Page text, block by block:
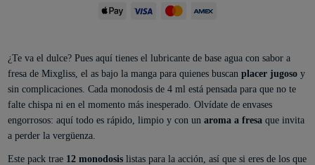
¿Te va el dulce? Pues aquí tienes el lubricante de base agua con sabor a
fresa de Mixgliss, el as bajo la manga para quienes buscan placer jugosoy
sin complicaciones. Cada monodosis de 4 ml está pensada para que no te
falte chispa ni en el momento más inesperado. Olvídate de envases
engorrosos: aquí todo es rápido, limpio y con un aroma a fresa que invita
a perder la vergüenza.
Este pack trae 12 monodosislistas para la acción, así que si eres de los que